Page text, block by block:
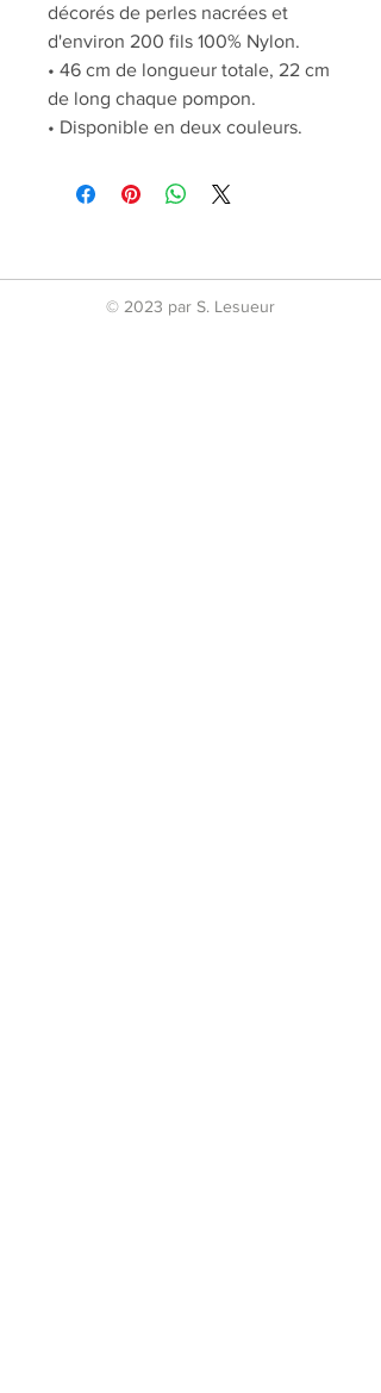
décorés de perles nacrées et
d'environ 200 fils 100% Nylon.
• 46 cm de longueur totale, 22 cm
de long chaque pompon.
• Disponible en deux couleurs.
© 2023 par S. Lesueur